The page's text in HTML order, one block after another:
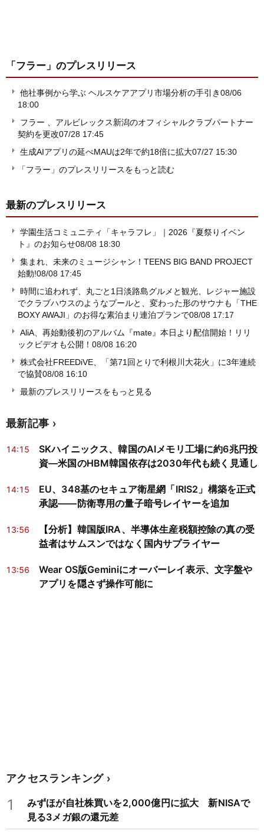
「フラー」 のプレスリリース
他社事例から学ぶ ヘルスケアアプリ市場分析の手引き08/06
18:00
フラー 、アルビレックス新潟のオフィシャルクラブパートナー
契約を更改07/28 17:45
生成AIアプリの延べMAUは2年で約18倍に拡大07/27 15:30
「フラー」のプレスリリースをもっと読む
最新のプレスリリース
学園生活コミュニティ「キャラフレ」｜2026『夏祭りイベン
ト』のお知らせ08/08 18:30
集まれ、未来のミュージシャン！TEENS BIG BAND PROJECT
始動!08/08 17:45
時間に追われず、丸ごと1日淡路島グルメと観光、レジャー施設
でクラブハウスのようなプールと、変わった形のサウナも「THE
BOXY AWAJI」のお得な素泊まり連泊プランで08/08 17:17
AliA、再始動後初のアルバム『mate』本日より配信開始！リリ
ックビデオも公開！ 08/08 16:20
株式会社FREEDiVE、「第71回とりで利根川大花火」に3年連続
で協賛08/08 16:10
最新のプレスリリースをもっと見る
最新記事
14:15
SKハイニックス、韓国のAIメモリ工場に約6兆円投
資―米国のHBM韓国依存は2030年代も続く見通し
14:15
EU、348基のセキュア衛星網「IRIS2」構築を正式
承認——防衛専用の量子暗号レイヤーを追加
13:56
【分析】韓国版IRA、半導体生産税額控除の真の受
益者はサムスンではなく国内サプライヤー
13:56
Wear OS版Geminiにオーバーレイ表示、文字盤や
アプリを隠さず操作可能に
アクセスランキング
1
みずほが自社株買いを2,000億円に拡大 新NISAで
見る3メガ銀の還元差